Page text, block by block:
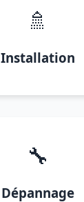
🚿
Installation
🔧
Dépannage